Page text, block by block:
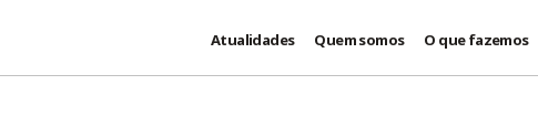
Atualidades Quem somos O que fazemos